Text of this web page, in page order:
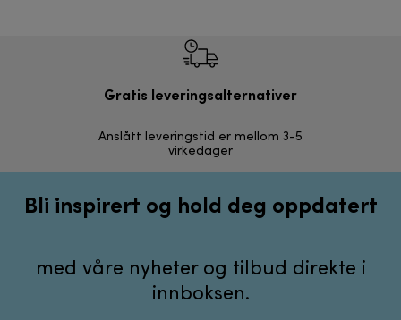
Gratis leveringsalternativer
Anslått leveringstid er mellom 3-5
virkedager
Bli inspirert og hold deg oppdatert
med våre nyheter og tilbud direkte i
innboksen.